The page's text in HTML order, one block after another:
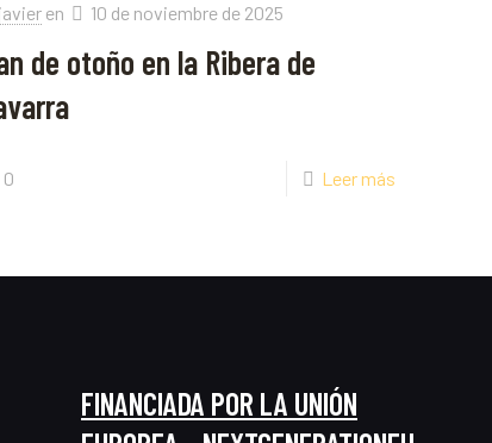
javier en 10 de noviembre de 2025
de otoño en la Ribera de
0 Leer más
FINANCIADA POR LA UNIÓN